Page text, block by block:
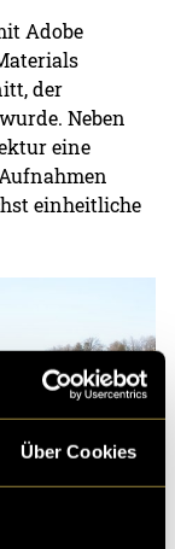
Über Cookies
Adobe
der
Neben
eine
einheitliche